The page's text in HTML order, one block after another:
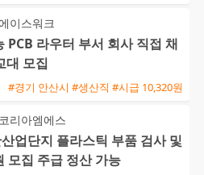
이스워크
PCB 라우터 부서 회사 직접 채
대 모집
#경기 안산시 #생산직 #시급 10,320원
리아엠에스
업단지 플라스틱 부품 검사 및
모집 주급 정산 가능